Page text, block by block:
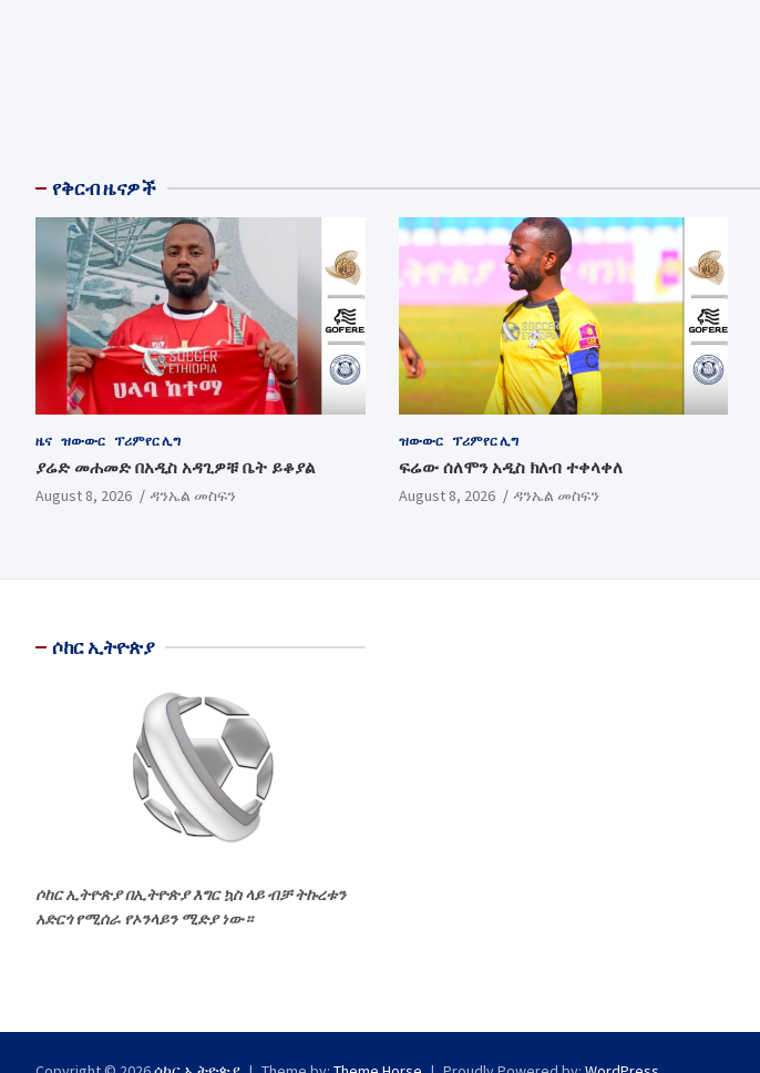
የቅርብ ዜናዎች
ዜና ዝውውር ፕሪምየር ሊግ
ያሬድ መሐመድ በአዲስ አዳጊዎቹ ቤት ይቆያል
August 8, 2026 ዳንኤል መስፍን
ዝውውር ፕሪምየር ሊግ
ፍሬው ሰለሞን አዲስ ክለብ ተቀላቀለ
August 8, 2026 ዳንኤል መስፍን
ሶከር ኢትዮጵያ
ሶከር ኢትዮጵያ በኢትዮጵያ እግር ኳስ ላይ ብቻ ትኩረቱን
አድርጎ የሚሰራ የኦንላይን ሚድያ ነው።